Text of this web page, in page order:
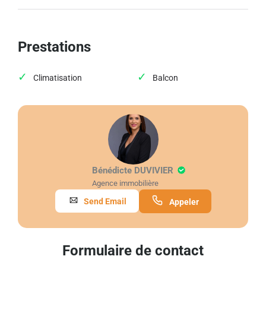
Prestations
Climatisation Balcon
Bénédicte DUVIVIER
Agence immobilière
Send Email Appeler
Formulaire de contact